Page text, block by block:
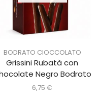
BODRATO CIOCCOLATO
Grissini Rubatà con
Negro Bodrato
6,75 €